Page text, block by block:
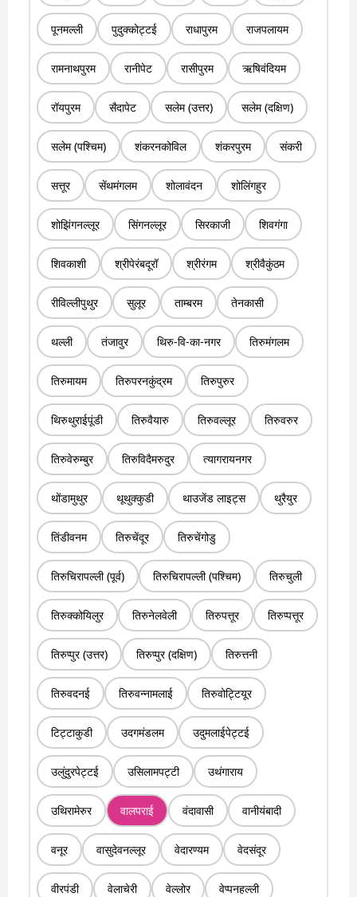
पूनमल्ली पुदुक्कोट्टई राधापुरम राजपलायम
रामनाथपुरम रानीपेट रासीपुरम ऋषिवंदियम
रॉयपुरम सैदापेट सलेम (उत्तर) सलेम (दक्षिण)
सलेम (पश्चिम) शंकरनकोविल शंकरपुरम संकरी
सत्तूर सेंथमंगलम शोलावंदन शोलिंगहुर
शोझिंगनल्लूर सिंगनल्लूर सिरकाजी शिवगंगा
शिवकाशी श्रीपेरंबदूरॉ श्रीरंगम श्रीवैकुंठम
रीविल्लीपुथुर सुलूर ताम्बरम तेनकासी
थल्ली तंजावुर थिरु-वि-का-नगर तिरुमंगलम
तिरुमायम तिरुपरनकुंद्रम तिरुपुरुर
थिरुथुराईपूंडी तिरुवैयारु तिरुवल्लूर तिरुवरुर
तिरुवेरुम्बुर तिरुविदैमरुदुर त्यागरायनगर
थोंडामुथुर थूथुक्कुडी थाउजेंड लाइट्स थुरैयुर
तिंडीवनम तिरुचेंदूर तिरुचेंगोडु
तिरुचिरापल्ली (पूर्व) तिरुचिरापल्ली (पश्चिम) तिरुचुली
तिरुक्कोयिलुर तिरुनेलवेली तिरुपत्तूर तिरुप्पत्तूर
तिरुप्पुर (उत्तर) तिरुप्पुर (दक्षिण) तिरुत्तनी
तिरुवदनई तिरुवन्नामलाई तिरुवोट्टियूर
टिट्टाकुडी उदगमंडलम उदुमलाईपेट्टई
उलुंदुरपेट्टई उसिलामपट्टी उथंगाराय
उथिरामेरुर वालपराई वंदावासी वानीयंबादी
वनूर वासुदेवनल्लूर वेदारण्यम वेदसंदूर
वीरपंडी वेलाचेरी वेल्लोर वेप्पनहल्ली